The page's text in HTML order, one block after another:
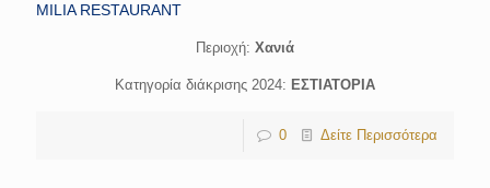
MILIA RESTAURANT
Περιοχή: Χανιά
Κατηγορία διάκρισης 2024: ΕΣΤΙΑΤΟΡΙΑ
0 Δείτε Περισσότερα